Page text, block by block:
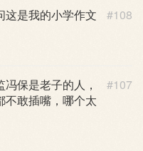
#108
这是我的小学作文
#107
保是老子的人，
不敢插嘴，哪个太